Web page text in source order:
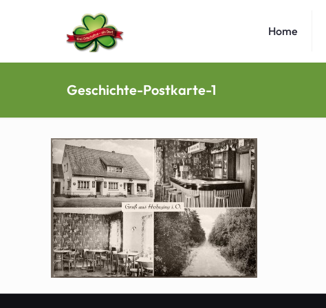
Home
Geschichte-Postkarte-1